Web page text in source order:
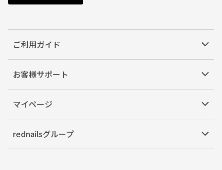
ご利用ガイド
お客様サポート
マイページ
rednailsグループ